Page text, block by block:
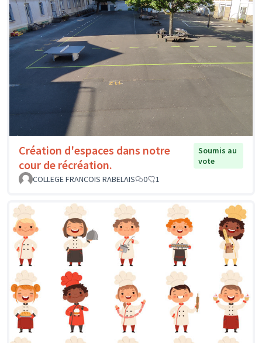
Création d'espaces dans notre
cour de récréation.
Soumis au
vote
COLLEGE FRANCOIS RABELAIS
0 1